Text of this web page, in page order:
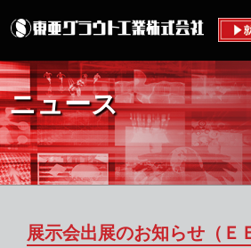
ニュース
展示会出展のお知らせ（Ｅ